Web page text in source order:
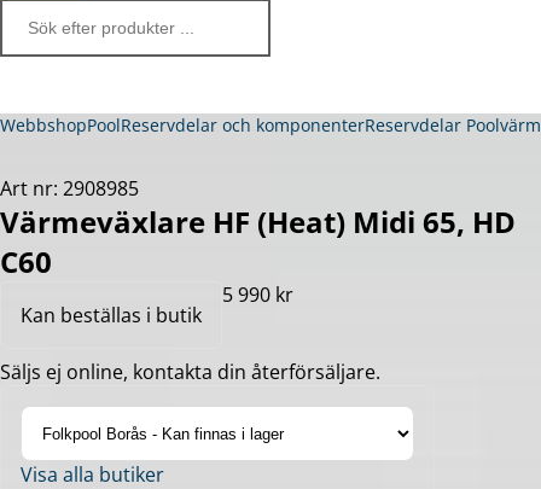
WebbshopPoolReservdelar och komponenterReservdelar
Art nr: 2908985
Värmeväxlare HF (Heat) Midi 65, HD
C60
Kan beställas i butik
5 990 kr
Säljs ej online, kontakta din återförsäljare.
Visa alla butiker